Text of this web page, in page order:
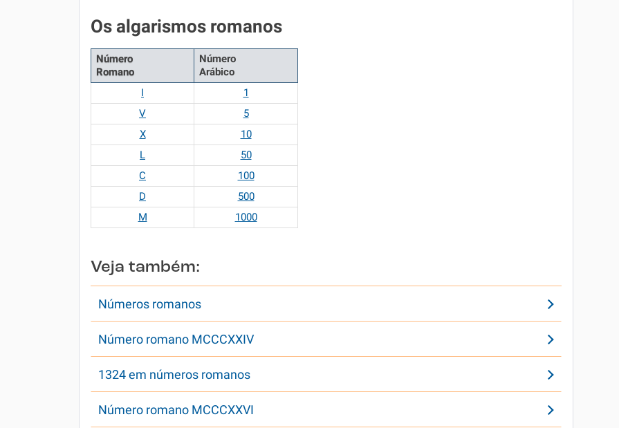
Os algarismos romanos
Número
Romano
Número
Arábico
I
1
V
5
X
10
L
50
C
100
D
500
M
1000
Veja também:
Números romanos
Número romano MCCCXXIV
1324 em números romanos
Número romano MCCCXXVI